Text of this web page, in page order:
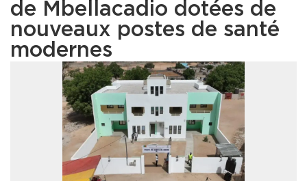
de Mbellacadio dotées de
nouveaux postes de santé
modernes